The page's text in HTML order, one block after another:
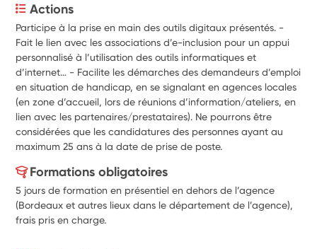
Actions
Participe à la prise en main des outils digitaux présentés. -
Fait le lien avec les associations d’e-inclusion pour un appui
personnalisé à l’utilisation des outils informatiques et
d’internet… - Facilite les démarches des demandeurs d’emploi
en situation de handicap, en se signalant en agences locales
(en zone d’accueil, lors de réunions d’information/ateliers, en
lien avec les partenaires/prestataires). Ne pourrons être
considérées que les candidatures des personnes ayant au
maximum 25 ans à la date de prise de poste.
Formations obligatoires
5 jours de formation en présentiel en dehors de l’agence
(Bordeaux et autres lieux dans le département de l’agence),
frais pris en charge.